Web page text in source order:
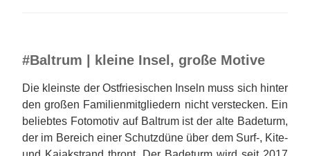
#Baltrum | kleine Insel, große Motive
Die kleinste der Ostfriesischen Inseln muss sich hinter
den großen Familienmitgliedern nicht verstecken. Ein
beliebtes Fotomotiv auf Baltrum ist der alte Badeturm,
der im Bereich einer Schutzdüne über dem Surf-, Kite-